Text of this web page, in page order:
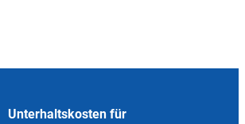
Unterhaltskosten für